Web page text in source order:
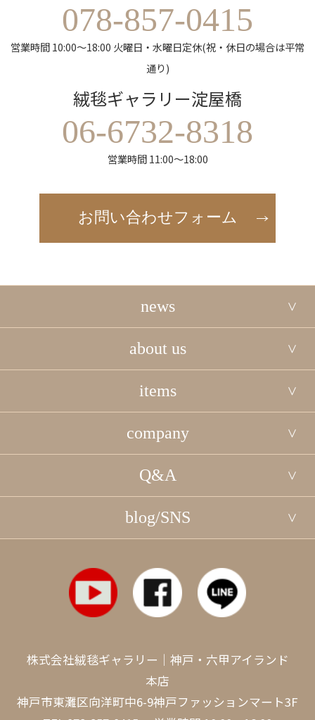
078-857-0415
営業時間 10:00～18:00 火曜日・水曜日定休(祝・休日の場合は平常
通り)
絨毯ギャラリー淀屋橋
06-6732-8318
営業時間 11:00～18:00
お問い合わせフォーム
news
about us
items
company
Q&A
blog/SNS
株式会社絨毯ギャラリー｜神戸・六甲アイランド
本店
神戸市東灘区向洋町中6-9神戸ファッションマート3F